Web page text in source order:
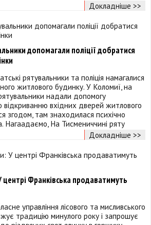
Докладніше >>
допомагали поліції добратися
рятувальники та поліція намагалися
житлового будинку. У Коломиї, на
рятувальники надали допомогу
відкриванню вхідних дверей житлового
згодом, там знаходилася психічно
Нагаадаємо, На Тисмениччині ряту
Докладніше >>
центрі Франківська продаватимуть
управління лісового та мисливського
традицію минулого року і запрошує